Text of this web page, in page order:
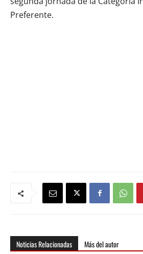
Preferente.
Noticias Relacionadas Más del autor